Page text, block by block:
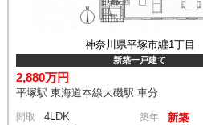
神奈川県平塚市纒1丁目
新築一戸建て
2,880万円
平塚駅 東海道本線大磯駅 車分
間取 4LDK 築年 新築